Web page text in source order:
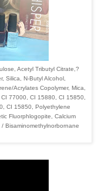
Acetyl Tributyl Citrate,?
Silica, N-Butyl Alcohol,
Acrylates Copolymer, Mica,
77000, CI 15880, CI 15850,
CI 15850, Polyethylene
Fluorphlogopite, Calcium
Bisaminomethylnorbornane